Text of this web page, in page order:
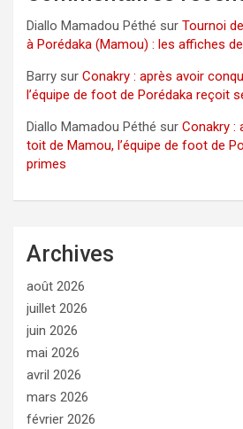
Diallo Mamadou Péthé sur Tournoi
à Porédaka (Mamou) : les affiches
Barry sur Conakry : après avoir
l’équipe de foot de Porédaka reçoit
Diallo Mamadou Péthé sur Conakry :
toit de Mamou, l’équipe de foot de
primes
Archives
août 2026
juillet 2026
juin 2026
mai 2026
avril 2026
mars 2026
février 2026